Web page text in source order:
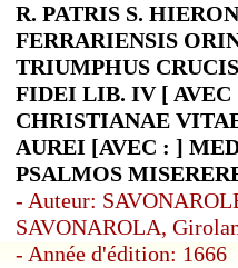
R. PATRIS S.
FERRARIENSIS
TRIUMPHUS
FIDEI LIB. IV [
CHRISTIANAE
AUREI [AVEC : ]
PSALMOS
- Auteur:
SAVONAROLA,
- Année d'édition: 1666